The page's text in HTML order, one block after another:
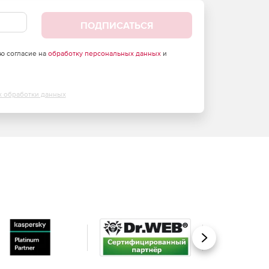
ПОДПИСАТЬСЯ
согласие на обработку персональных данныхи
обработки данных
Вперед